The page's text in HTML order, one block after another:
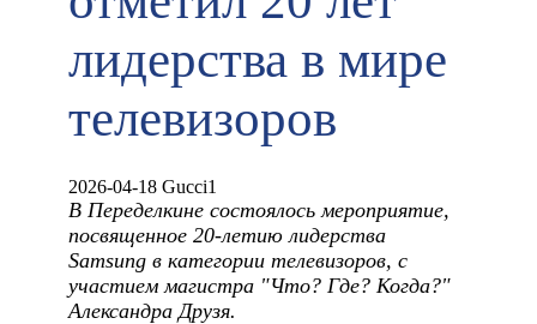
лидерства в мире
телевизоров
2026-04-18 Gucci1
В Переделкине состоялось мероприятие,
посвященное 20-летию лидерства
Samsung в категории телевизоров, с
участием магистра "Что? Где? Когда?"
Александра Друзя.